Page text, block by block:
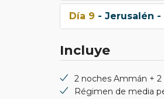
Día 9 - Jerusalén
Incluye
2 noches Ammán +
Régimen de media